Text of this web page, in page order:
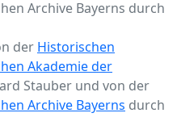
Archive Bayerns durch
der Historischen
Akademie der
Stauber und von der
Archive Bayerns durch